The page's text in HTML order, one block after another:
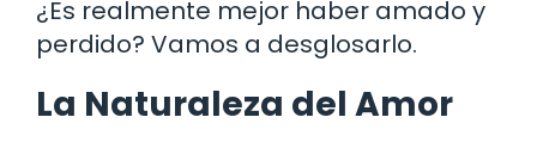
¿Es realmente mejor haber amado y
perdido? Vamos a desglosarlo.
La Naturaleza del Amor